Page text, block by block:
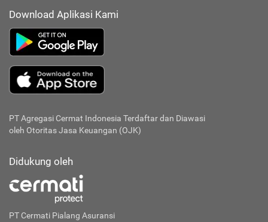
Download Aplikasi Kami
PT Agregasi Cermat Indonesia Terdaftar dan Diawasi
oleh Otoritas Jasa Keuangan (OJK)
Didukung oleh
PT Cermati Pialang Asuransi